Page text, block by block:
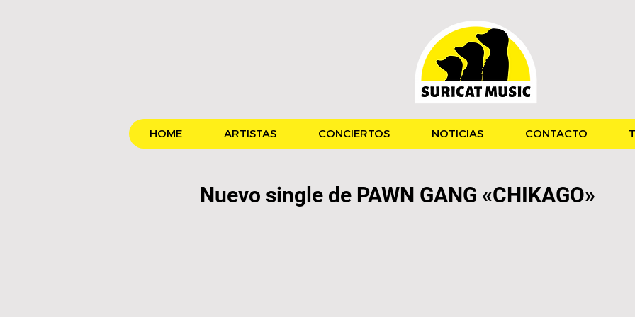
HOME ARTISTAS CONCIERTOS NOTICIAS CONTACTO
Nuevo single de PAWN GANG «CHIKAGO»